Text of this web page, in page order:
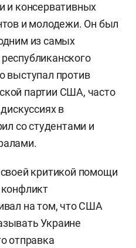
и консервативных
и молодежи. Он был
из самых
выступал против
партии США, часто
в
со студентами и
критикой помощи
на том, что США
Украине
отправка